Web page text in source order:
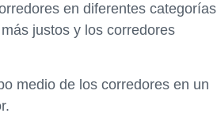
en diferentes categorías
justos y los corredores
medio de los corredores en un